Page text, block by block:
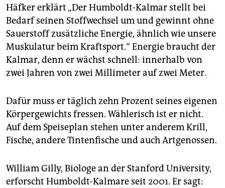
(Kraken).
Kontakt mit Menschen:Dokumentarfilme wie
„Invasion der Tintenfische“ zeigen Episoden, in denen
Humboldt-Kalmare Taucher und Fischer angreifen. Im
Gegensatz zu anderen Tintenfischen hat der
Humboldt-Kalmar Zahnringe in den Saugnäpfen.
Schnabel kann er damit schwere Verletzungen
verursachen. William Gilly sagt: „Unter Stress werden
sie aggressiv, aber in erster Line sind sie neugierig.“
Gilly rät zur Vorsicht: „Es ist ein wildes Tier. Einen
Löwen würden Sie auch nicht einfach streicheln.“
Häfker erklärt „Der Humboldt-Kalmar stellt bei
Bedarf seinen Stoffwechsel um und gewinnt ohne
Sauerstoff zusätzliche Energie, ähnlich wie unsere
Muskulatur beim Kraftsport.“ Energie braucht der
Kalmar, denn er wächst schnell: innerhalb von
zwei Jahren von zwei Millimeter auf zwei Meter.
Dafür muss er täglich zehn Prozent seines eigenen
Körpergewichts fressen. Wählerisch ist er nicht.
Auf dem Speiseplan stehen unter anderem Krill,
Fische, andere Tintenfische und auch Artgenossen.
William Gilly, Biologe an der Stanford University,
erforscht Humboldt-Kalmare seit 2001. Er sagt: